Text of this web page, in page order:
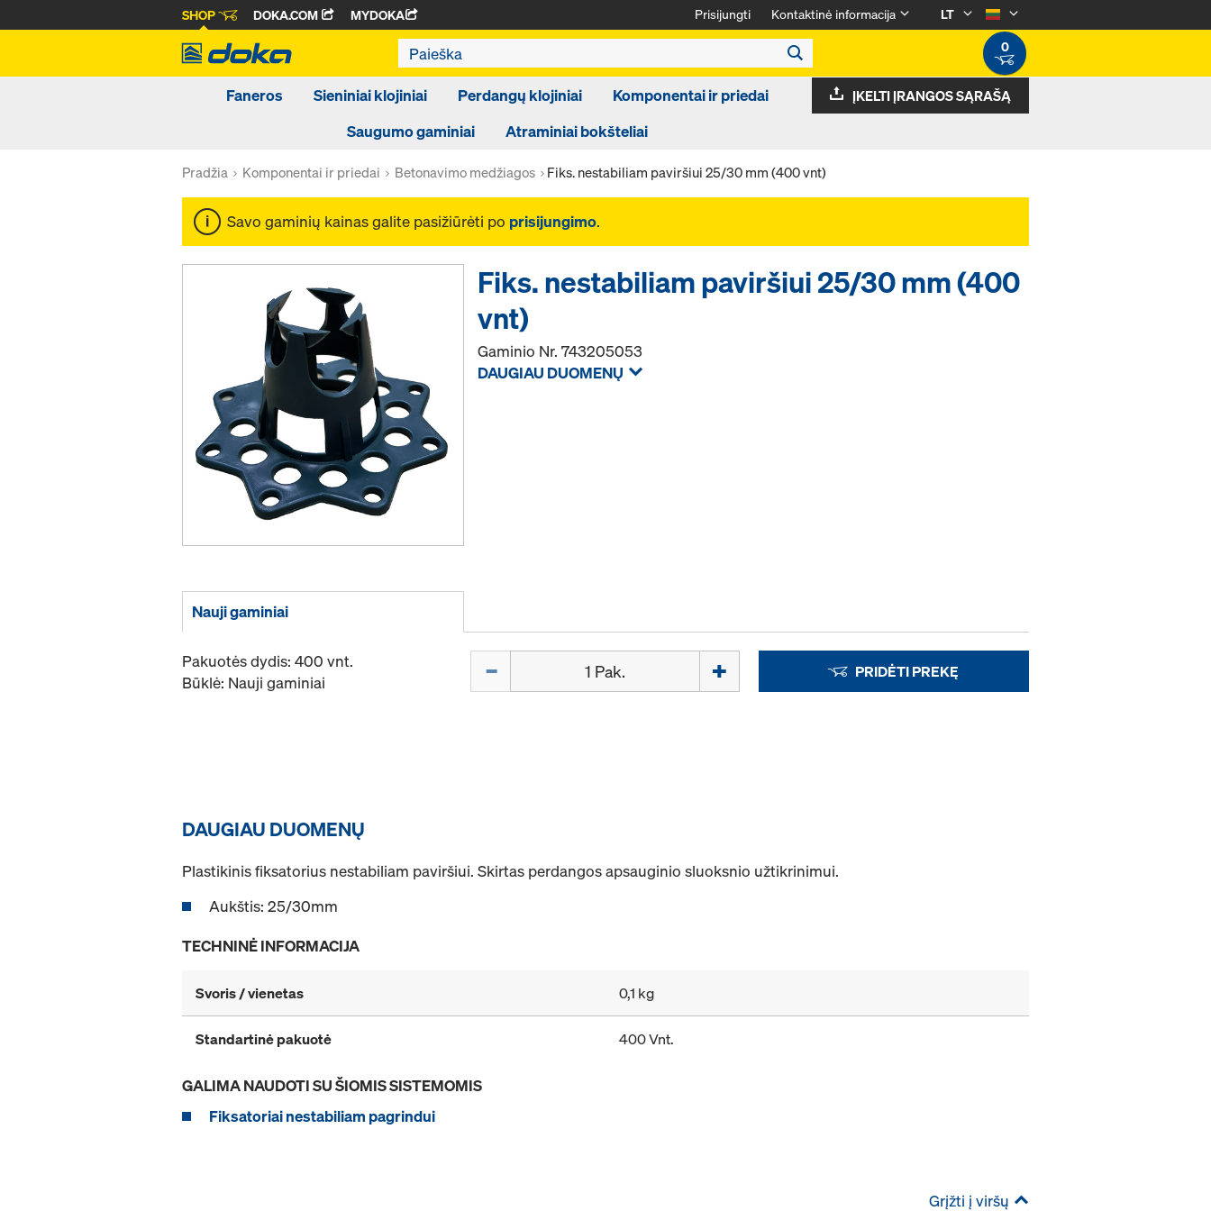
SHOP DOKA.COM MYDOKA Prisijungti Kontaktinė informacija
LT
0
Faneros Sieniniai klojiniai Perdangų klojiniai
Komponentai ir priedai
Saugumo gaminiai
Atraminiai bokšteliai
ĮKELTI ĮRANGOS SĄRAŠĄ
Pradžia Komponentai ir priedai Betonavimo medžiagos Fiks. nestabiliam paviršiui 25/30 mm (400 vnt)
Savo gaminių kainas galite pasižiūrėti po prisijungimo.
Fiks. nestabiliam paviršiui 25/30 mm (400
vnt)
Gaminio Nr.743205053
DAUGIAU DUOMENŲ
Nauji gaminiai
Pakuotės dydis: 400 vnt.
Būklė: Nauji gaminiai
PRIDĖTI PREKĘ
DAUGIAU DUOMENŲ
Plastikinis fiksatorius nestabiliam paviršiui. Skirtas perdangos apsauginio sluoksnio užtikrinimui.
Aukštis: 25/30mm
TECHNINĖ INFORMACIJA
Svoris / vienetas 0,1 kg
Standartinė pakuotė 400 Vnt.
GALIMA NAUDOTI SU ŠIOMIS SISTEMOMIS
Fiksatoriai nestabiliam pagrindui
Grįžti į viršų